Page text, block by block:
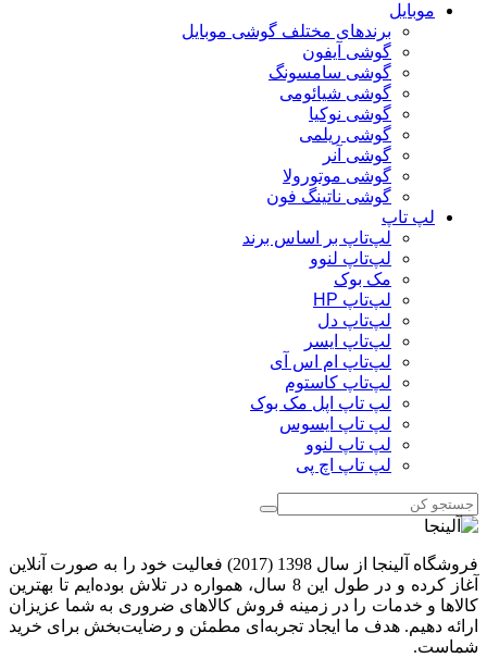
موبایل
برندهای مختلف گوشی موبایل
گوشی آیفون
گوشی سامسونگ
گوشی شیائومی
گوشی نوکیا
گوشی ریلمی
گوشی آنر
گوشی موتورولا
گوشی ناتینگ فون
لپ تاپ
لپ‌تاپ بر اساس برند
لپ‌تاپ لنوو
مک بوک
لپ‌تاپ HP
لپ‌تاپ دل
لپ‌تاپ ایسر
لپ‌تاپ ام اس آی
لپ‌تاپ کاستوم
لپ تاپ اپل مک بوک
لپ تاپ ایسوس
لپ تاپ لنوو
لپ تاپ اچ پی
فروشگاه آلینجا از سال 1398 (2017) فعالیت خود را به صورت آنلاین
آغاز کرده و در طول این 8 سال، همواره در تلاش بوده‌ایم تا بهترین
کالاها و خدمات را در زمینه فروش کالاهای ضروری به شما عزیزان
ارائه دهیم. هدف ما ایجاد تجربه‌ای مطمئن و رضایت‌بخش برای خرید
شماست.